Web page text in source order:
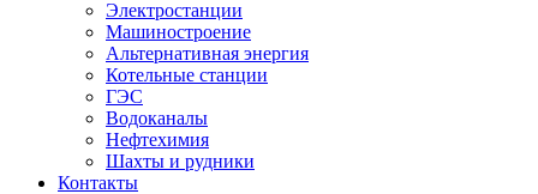
Электростанции
Машиностроение
Альтернативная энергия
Котельные станции
ГЭС
Водоканалы
Нефтехимия
Шахты и рудники
Контакты